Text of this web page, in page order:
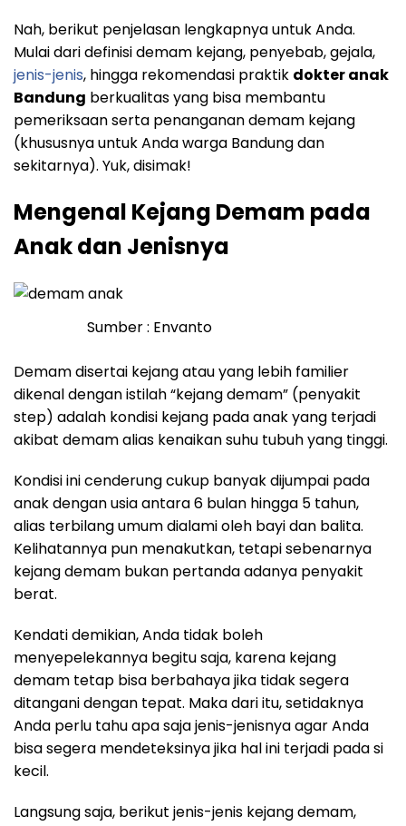
Nah, berikut penjelasan lengkapnya untuk Anda.
Mulai dari definisi demam kejang, penyebab, gejala,
jenis-jenis, hingga rekomendasi praktik dokter anak
Bandung berkualitas yang bisa membantu
pemeriksaan serta penanganan demam kejang
(khususnya untuk Anda warga Bandung dan
sekitarnya). Yuk, disimak!
Mengenal Kejang Demam pada
Anak dan Jenisnya
Sumber : Envanto
Demam disertai kejang atau yang lebih familier
dikenal dengan istilah “kejang demam” (penyakit
step) adalah kondisi kejang pada anak yang terjadi
akibat demam alias kenaikan suhu tubuh yang tinggi.
Kondisi ini cenderung cukup banyak dijumpai pada
anak dengan usia antara 6 bulan hingga 5 tahun,
alias terbilang umum dialami oleh bayi dan balita.
Kelihatannya pun menakutkan, tetapi sebenarnya
kejang demam bukan pertanda adanya penyakit
berat.
Kendati demikian, Anda tidak boleh
menyepelekannya begitu saja, karena kejang
demam tetap bisa berbahaya jika tidak segera
ditangani dengan tepat. Maka dari itu, setidaknya
Anda perlu tahu apa saja jenis-jenisnya agar Anda
bisa segera mendeteksinya jika hal ini terjadi pada si
kecil.
Langsung saja, berikut jenis-jenis kejang demam,